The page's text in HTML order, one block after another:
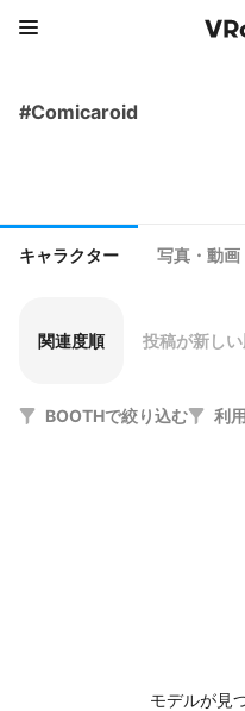
#Comicaroid
キャラクター 写真・動画
関連度順 投稿が新し
BOOTHで絞り込む 利
モデルが見